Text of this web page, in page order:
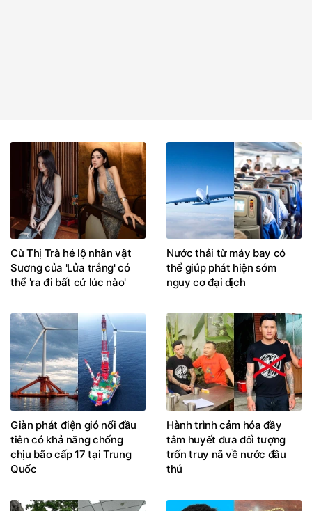
Cù Thị Trà hé lộ nhân vật
Sương của 'Lửa trắng' có
thể 'ra đi bất cứ lúc nào'
Nước thải từ máy bay có
thể giúp phát hiện sớm
nguy cơ đại dịch
Giàn phát điện gió nổi đầu
tiên có khả năng chống
chịu bão cấp 17 tại Trung
Quốc
Hành trình cảm hóa đầy
tâm huyết đưa đối tượng
trốn truy nã về nước đầu
thú